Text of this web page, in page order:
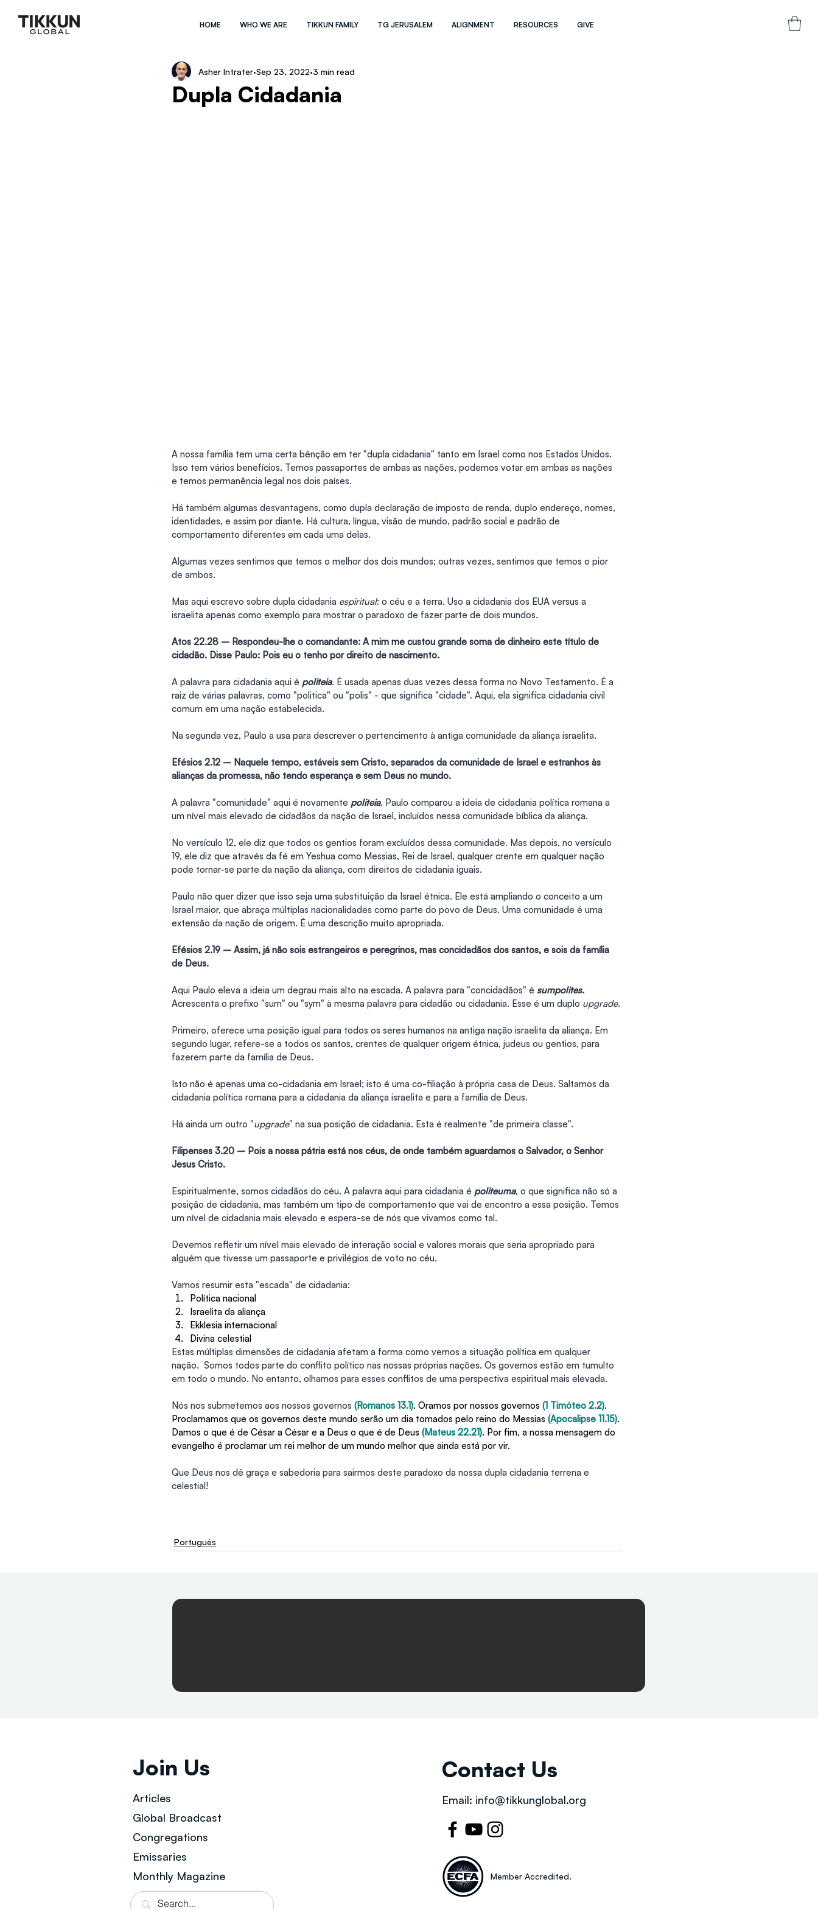
HOME WHO WE ARE TIKKUN FAMILY TG JERUSALEM ALIGNMENT RESOURCES GIVE
Dupla Cidadania
Asher Intrater Sep 23, 2022 3 min read
A nossa família tem uma certa bênção em ter "dupla cidadania" tanto em Israel como nos Estados Unidos.
Isso tem vários benefícios. Temos passaportes de ambas as nações, podemos votar em ambas as nações
e temos permanência legal nos dois países.
Há também algumas desvantagens, como dupla declaração de imposto de renda, duplo endereço, nomes,
identidades, e assim por diante. Há cultura, língua, visão de mundo, padrão social e padrão de
comportamento diferentes em cada uma delas.
Algumas vezes sentimos que temos o melhor dos dois mundos; outras vezes, sentimos que temos o pior
de ambos.
Mas aqui escrevo sobre dupla cidadania espiritual: o céu e a terra. Uso a cidadania dos EUA versus a
israelita apenas como exemplo para mostrar o paradoxo de fazer parte de dois mundos.
Atos 22.28 – Respondeu-lhe o comandante: A mim me custou grande soma de dinheiro este título de
cidadão. Disse Paulo: Pois eu o tenho por direito de nascimento.
A palavra para cidadania aqui é politeia. É usada apenas duas vezes dessa forma no Novo Testamento. É a
raiz de várias palavras, como "politica" ou "polis" - que significa "cidade". Aqui, ela significa cidadania civil
comum em uma nação estabelecida.
Na segunda vez, Paulo a usa para descrever o pertencimento à antiga comunidade da aliança israelita.
Efésios 2.12 – Naquele tempo, estáveis sem Cristo, separados da comunidade de Israel e estranhos às
alianças da promessa, não tendo esperança e sem Deus no mundo.
A palavra "comunidade" aqui é novamente politeia. Paulo comparou a ideia de cidadania política romana a
um nível mais elevado de cidadãos da nação de Israel, incluídos nessa comunidade bíblica da aliança.
No versículo 12, ele diz que todos os gentios foram excluídos dessa comunidade. Mas depois, no versículo
19, ele diz que através da fé em Yeshua como Messias, Rei de Israel, qualquer crente em qualquer nação
pode tornar-se parte da nação da aliança, com direitos de cidadania iguais.
Paulo não quer dizer que isso seja uma substituição da Israel étnica. Ele está ampliando o conceito a um
Israel maior, que abraça múltiplas nacionalidades como parte do povo de Deus. Uma comunidade é uma
extensão da nação de origem. É uma descrição muito apropriada.
Efésios 2.19 – Assim, já não sois estrangeiros e peregrinos, mas concidadãos dos santos, e sois da família
de Deus.
Aqui Paulo eleva a ideia um degrau mais alto na escada. A palavra para "concidadãos" é sumpolites.
Acrescenta o prefixo "sum" ou "sym" à mesma palavra para cidadão ou cidadania. Esse é um duplo upgrade.
Primeiro, oferece uma posição igual para todos os seres humanos na antiga nação israelita da aliança. Em
segundo lugar, refere-se a todos os santos, crentes de qualquer origem étnica, judeus ou gentios, para
fazerem parte da família de Deus.
Isto não é apenas uma co-cidadania em Israel; isto é uma co-filiação à própria casa de Deus. Saltamos da
cidadania política romana para a cidadania da aliança israelita e para a família de Deus.
Há ainda um outro "upgrade" na sua posição de cidadania. Esta é realmente "de primeira classe".
Filipenses 3.20 – Pois a nossa pátria está nos céus, de onde também aguardamos o Salvador, o Senhor
Jesus Cristo.
Espiritualmente, somos cidadãos do céu. A palavra aqui para cidadania é politeuma, o que significa não só a
posição de cidadania, mas também um tipo de comportamento que vai de encontro a essa posição. Temos
um nível de cidadania mais elevado e espera-se de nós que vivamos como tal.
Devemos refletir um nível mais elevado de interação social e valores morais que seria apropriado para
alguém que tivesse um passaporte e privilégios de voto no céu.
Vamos resumir esta "escada" de cidadania:
Política nacional
Israelita da aliança
Ekklesia internacional
Divina celestial
Estas múltiplas dimensões de cidadania afetam a forma como vemos a situação política em qualquer
nação.  Somos todos parte do conflito político nas nossas próprias nações. Os governos estão em tumulto
em todo o mundo. No entanto, olhamos para esses conflitos de uma perspectiva espiritual mais elevada.
Nós nos submetemos aos nossos governos (Romanos 13.1). Oramos por nossos governos (1 Timóteo 2.2).
Proclamamos que os governos deste mundo serão um dia tomados pelo reino do Messias (Apocalipse 11.15).
Damos o que é de César a César e a Deus o que é de Deus (Mateus 22.21). Por fim, a nossa mensagem do
evangelho é proclamar um rei melhor de um mundo melhor que ainda está por vir.
Que Deus nos dê graça e sabedoria para sairmos deste paradoxo da nossa dupla cidadania terrena e
celestial!
Português
Join Us
Articles
Global Broadcast
Congregations
Emissaries
Monthly Magazine
Contact Us
Email: info@tikkunglobal.org
Member Accredited.